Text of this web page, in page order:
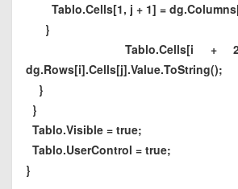
Tablo.Cells[1, j + 1] =
}
Tablo.Cells[i +
dg.Rows[i].Cells[j].Value.ToString();
}
}
Tablo.Visible = true;
Tablo.UserControl = true;
}